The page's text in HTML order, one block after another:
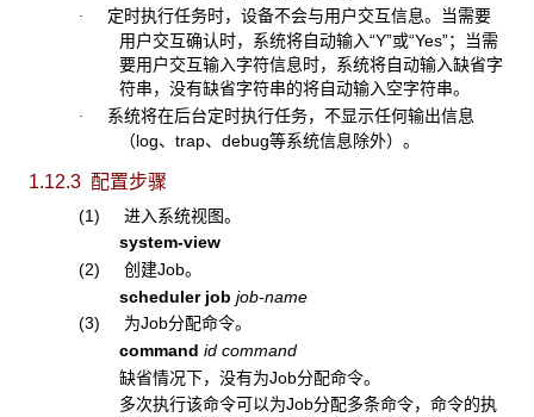
· 定时执行任务时，设备不会与用户交互信息。当需要
用户交互确认时，系统将自动输入“Y”或“Yes”；当需
要用户交互输入字符信息时，系统将自动输入缺省字
符串，没有缺省字符串的将自动输入空字符串。
· 系统将在后台定时执行任务，不显示任何输出信息
（log、trap、debug等系统信息除外）。
1.12.3 配置步骤
(1) 进入系统视图。
system-view
(2) 创建Job。
scheduler job job-name
(3) 为Job分配命令。
command id command
缺省情况下，没有为Job分配命令。
多次执行该命令可以为Job分配多条命令，命令的执